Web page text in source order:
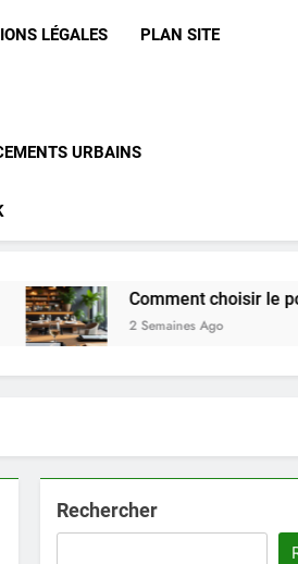
LÉGALES PLAN SITE
URBAINS
Comment choisir le porte-menu
2 Semaines Ago
Rechercher